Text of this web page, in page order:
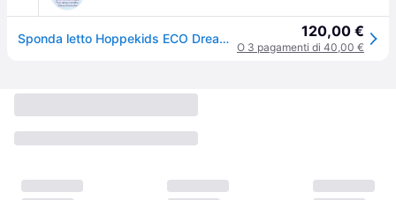
Sponda letto Hoppekids ECO Dream per letto semialto 90x200 cm con scivolo 120,00 €
O 3 pagamenti di 40,00 €